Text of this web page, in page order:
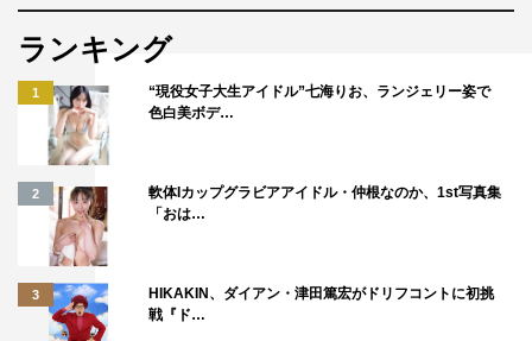
深夜0時30分～
とちテレ：2023年4月19日（水）スタート 毎週水曜 深
夜1時～
テレ玉：2023年4月20日（木）スタート 毎週木曜 午後
11時～
チバテレ：2023年4月20日（木）スタート 毎週木曜 午
後11時～ ほか
＜配信＞
TVer、MBS動画イズムで見逃し配信1週間あり（全8話）
Huluにて配信中
ランキング
1
“現役女子大生アイドル”七海りお、ランジェリー姿で
色白美ボデ…
2
軟体Iカップグラビアアイドル・仲根なのか、1st写真集
「おは…
3
HIKAKIN、ダイアン・津田篤宏がドリフコントに初挑
戦『ド…